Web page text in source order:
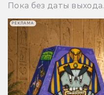
Пока без даты выхода.
РЕКЛАМА